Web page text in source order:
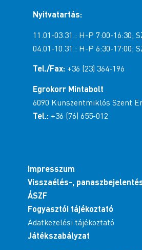
Nyitvatartás:
11.01-03.31.: H-P 7:00-16:30;
04.01-10.31.: H-P 6:30-17:00;
Tel./Fax: +36 (23) 364-196
Egrokorr Mintabolt
6090 Kunszentmiklós Szent
Tel.: +36 (76) 655-012
Impresszum
Visszaélés-,
ÁSZF
Fogyasztói tájékoztató
Adatkezelési tájékoztató
Játékszabályzat